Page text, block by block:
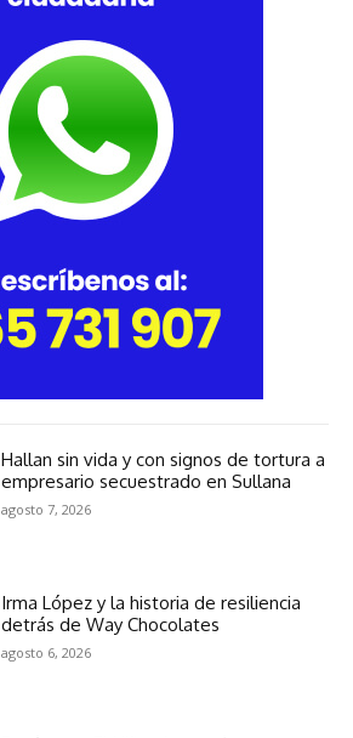
Hallan sin vida y con signos de tortura a
empresario secuestrado en Sullana
agosto 7, 2026
Irma López y la historia de resiliencia
detrás de Way Chocolates
agosto 6, 2026